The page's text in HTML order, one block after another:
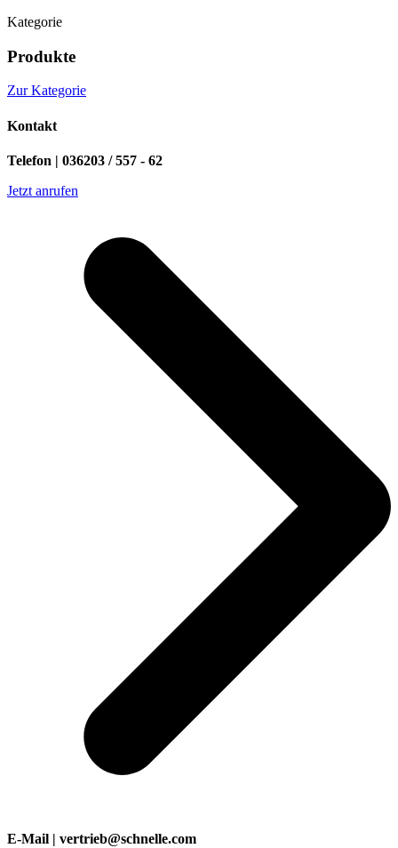
Kategorie
Produkte
Zur Kategorie
Kontakt
Telefon | 036203 / 557 - 62
Jetzt anrufen
E-Mail | vertrieb@schnelle.com